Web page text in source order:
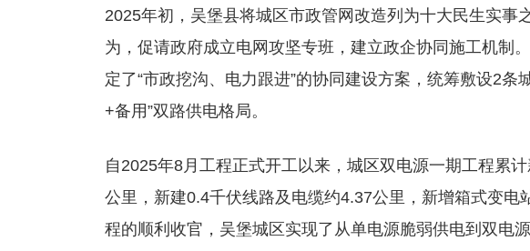
2025年初，吴堡县将城区市政管网改造列为十大民生实事
为，促请政府成立电网攻坚专班，建立政企协同施工机制
定了“市政挖沟、电力跟进”的协同建设方案，统筹敷设2条
+备用”双路供电格局。
自2025年8月工程正式开工以来，城区双电源一期工程累
公里，新建0.4千伏线路及电缆约4.37公里，新增箱式变电
程的顺利收官，吴堡城区实现了从单电源脆弱供电到双电